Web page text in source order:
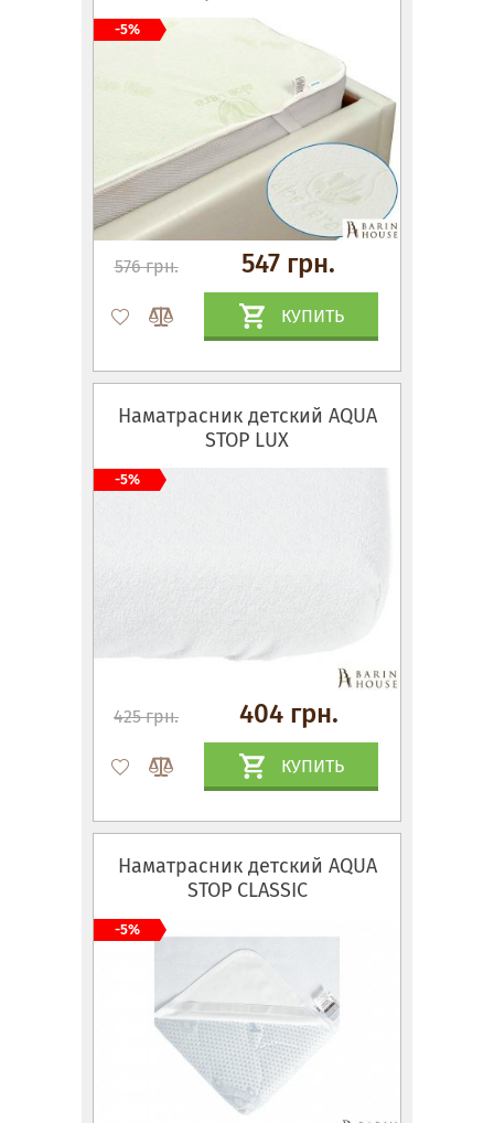
Vera
576 грн. 547 грн.
КУПИТЬ
-5%
Наматрасник детский AQUA
STOP LUX
425 грн. 404 грн.
КУПИТЬ
-5%
Наматрасник детский AQUA
STOP CLASSIC
-5%